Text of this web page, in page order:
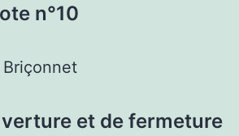
n°10
Briçonnet
et de fermeture